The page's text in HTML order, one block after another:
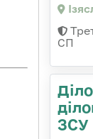
СП
ЗСУ